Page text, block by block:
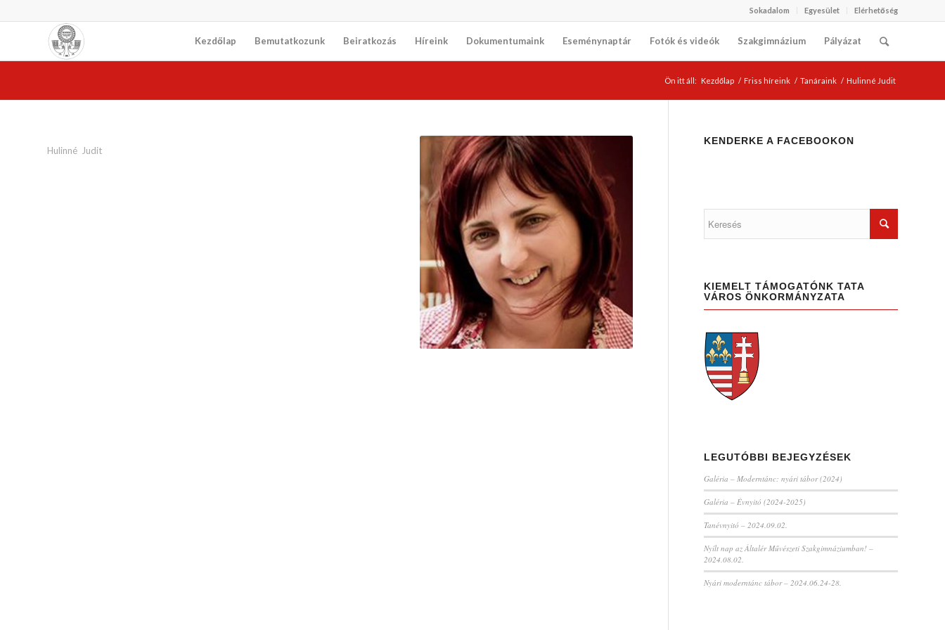
Sokadalom Egyesület Elérhetőség
Kezdőlap Bemutatkozunk Beiratkozás Híreink Dokumentumaink Eseménynaptár Fotók és videók Szakgimnázium Pályázat
Ön itt áll: Kezdőlap / Friss híreink / Tanáraink / Hulinné Judit
Hulinné Judit
KENDERKE A FACEBOOKON
KIEMELT TÁMOGATÓNK TATA
VÁROS ÖNKORMÁNYZATA
LEGUTÓBBI BEJEGYZÉSEK
Galéria – Moderntánc: nyári tábor (2024)
Galéria – Évnyitó (2024-2025)
Tanévnyitó – 2024.09.02.
Nyílt nap az Általér Művészeti Szakgimnáziumban! –
2024.08.02.
Nyári moderntánc tábor – 2024.06.24-28.